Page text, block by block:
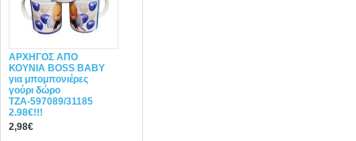
ΑΡΧΗΓΟΣ ΑΠΟ
ΚΟΥΝΙΑ BOSS BABY
για μπομπονιέρες
γούρι δώρο
ΤΖΑ-597089/31185
2.98€!!!
2,98€